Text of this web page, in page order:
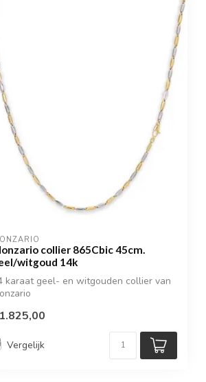
collier 865Cbic 45cm.
witgoud 14k
karaat geel- en witgouden collier van
Vergelijk